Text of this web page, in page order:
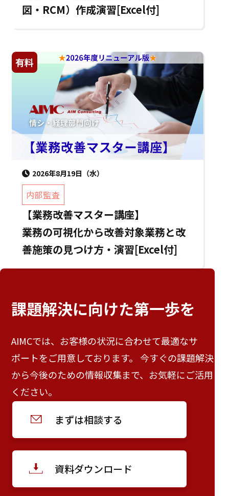
図・RCM）作成演習[Excel付]
有料
2026年8月19日（水）
内部監査
【業務改善マスター講座】
業務の可視化から改善対象業務と改
善施策の見つけ方・演習[Excel付]
課題解決に向けた第一歩を
AIMCでは、お客様の状況に合わせて最適なサ
ポートをご用意しております。 今すぐの課題解決
から今後のための情報収集まで、お気軽にご活用
ください。
まずは相談する
資料ダウンロード